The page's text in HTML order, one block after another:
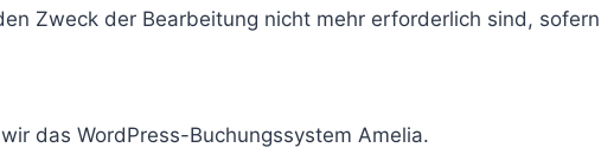
Zweck der Bearbeitung nicht mehr erforderlich sind,
das WordPress-Buchungssystem Amelia.